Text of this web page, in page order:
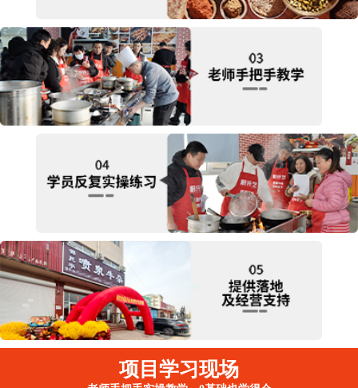
项目学习现场